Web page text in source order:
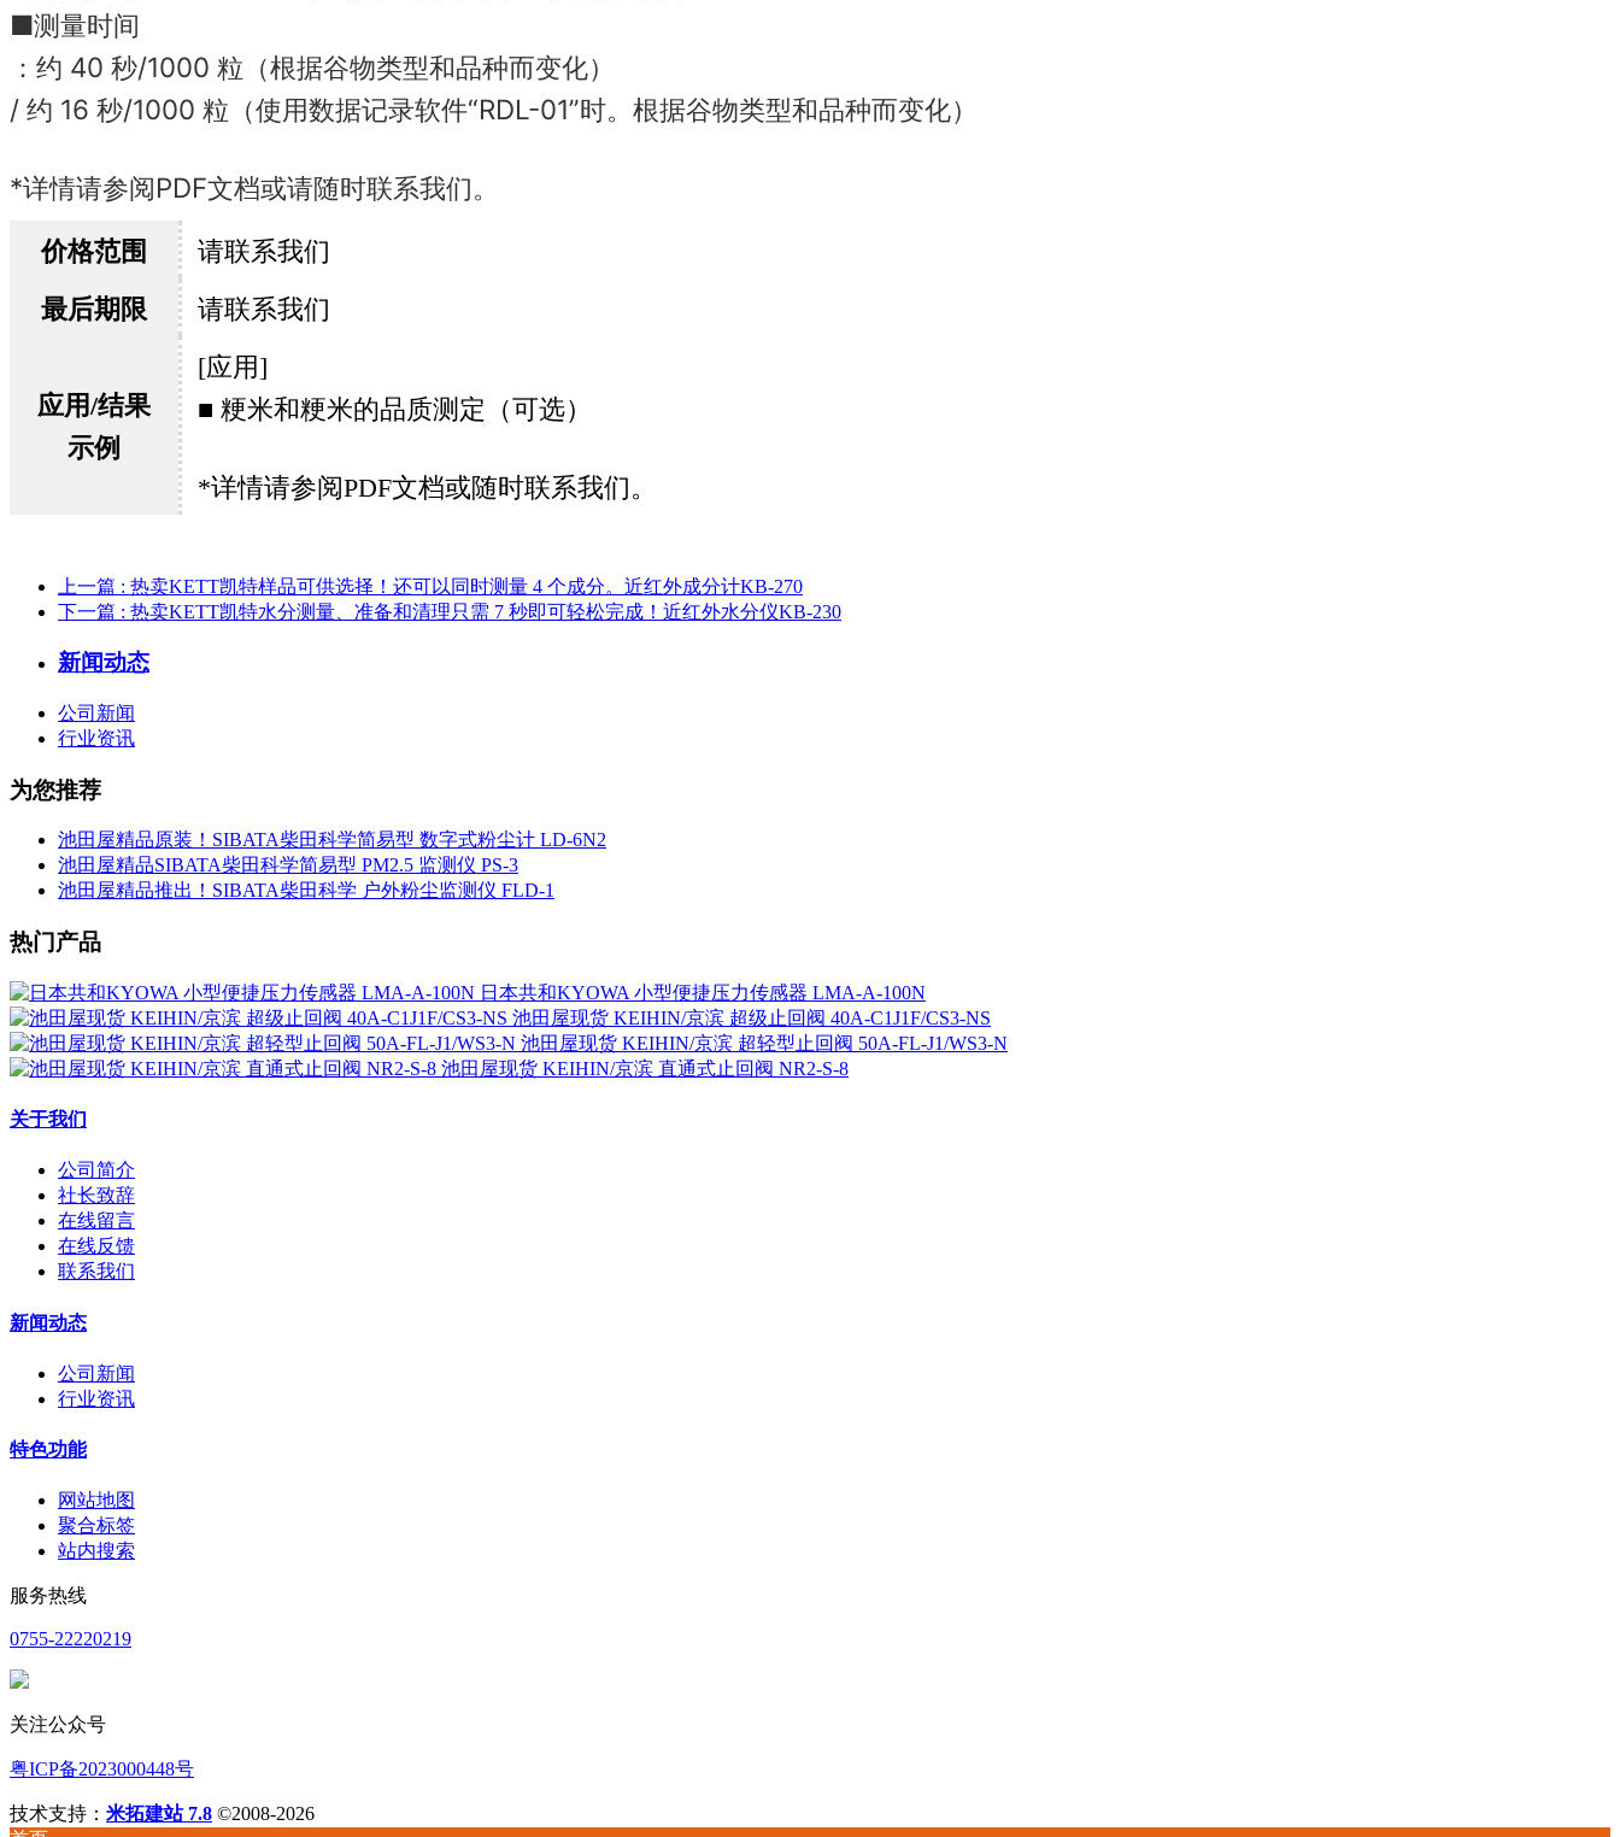
■测量时间
：约 40 秒/1000 粒（根据谷物类型和品种而变化）
/ 约 16 秒/1000 粒（使用数据记录软件“RDL-01”时。根据谷物类型和品种而变化）
*详情请参阅PDF文档或请随时联系我们。
价格范围
请联系我们
最后期限
请联系我们
应用/结果
示例
[应用]
■ 粳米和粳米的品质测定（可选）
*详情请参阅PDF文档或随时联系我们。
上一篇 : 热卖KETT凯特样品可供选择！还可以同时测量 4 个成分。近红外成分计KB-270
下一篇 : 热卖KETT凯特水分测量、准备和清理只需 7 秒即可轻松完成！近红外水分仪KB-230
新闻动态
公司新闻
行业资讯
为您推荐
池田屋精品原装！SIBATA柴田科学简易型 数字式粉尘计 LD-6N2
池田屋精品SIBATA柴田科学简易型 PM2.5 监测仪 PS-3
池田屋精品推出！SIBATA柴田科学 户外粉尘监测仪 FLD-1
热门产品
日本共和KYOWA 小型便捷压力传感器 LMA-A-100N
池田屋现货 KEIHIN/京滨 超级止回阀 40A-C1J1F/CS3-NS
池田屋现货 KEIHIN/京滨 超轻型止回阀 50A-FL-J1/WS3-N
池田屋现货 KEIHIN/京滨 直通式止回阀 NR2-S-8
关于我们
公司简介
社长致辞
在线留言
在线反馈
联系我们
新闻动态
公司新闻
行业资讯
特色功能
网站地图
聚合标签
站内搜索
服务热线
0755-22220219
关注公众号
粤ICP备2023000448号
技术支持： 米拓建站 7.8 ©2008-2026